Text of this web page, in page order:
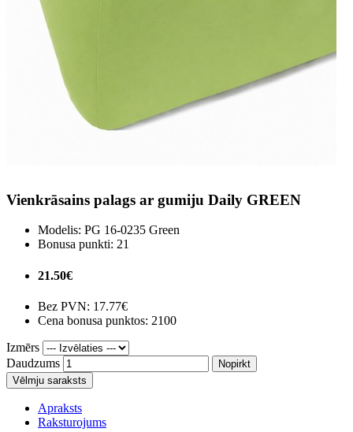
Vienkrāsains palags ar gumiju Daily GREEN
Modelis: PG 16-0235 Green
Bonusa punkti: 21
21.50€
Bez PVN: 17.77€
Cena bonusa punktos: 2100
Izmērs
Daudzums
Nopirkt
Vēlmju saraksts
Apraksts
Raksturojums